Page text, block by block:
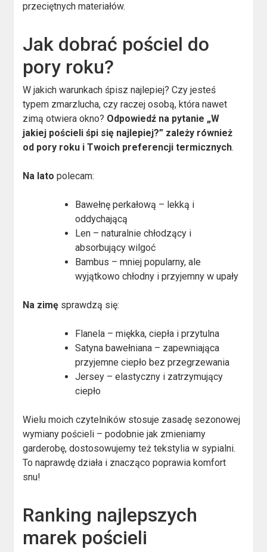
przeciętnych materiałów.
Jak dobrać pościel do
pory roku?
W jakich warunkach śpisz najlepiej? Czy jesteś
typem zmarzlucha, czy raczej osobą, która nawet
zimą otwiera okno? Odpowiedź na pytanie „W
jakiej pościeli śpi się najlepiej?” zależy również
od pory roku i Twoich preferencji termicznych.
Na lato polecam:
Bawełnę perkałową – lekką i
oddychającą
Len – naturalnie chłodzący i
absorbujący wilgoć
Bambus – mniej popularny, ale
wyjątkowo chłodny i przyjemny w upały
Na zimę sprawdzą się:
Flanela – miękka, ciepła i przytulna
Satyna bawełniana – zapewniająca
przyjemne ciepło bez przegrzewania
Jersey – elastyczny i zatrzymujący
ciepło
Wielu moich czytelników stosuje zasadę sezonowej
wymiany pościeli – podobnie jak zmieniamy
garderobę, dostosowujemy też tekstylia w sypialni.
To naprawdę działa i znacząco poprawia komfort
snu!
Ranking najlepszych
marek pościeli